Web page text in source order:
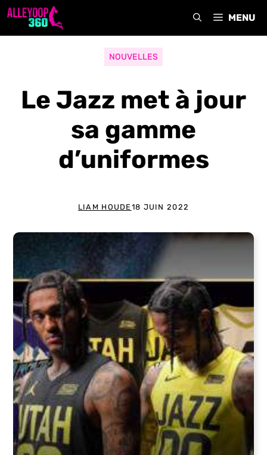
Aller
MENU
NOUVELLES
Le Jazz met à jour
sa gamme
d’uniformes
LIAM HOUDE 18 JUIN 2022